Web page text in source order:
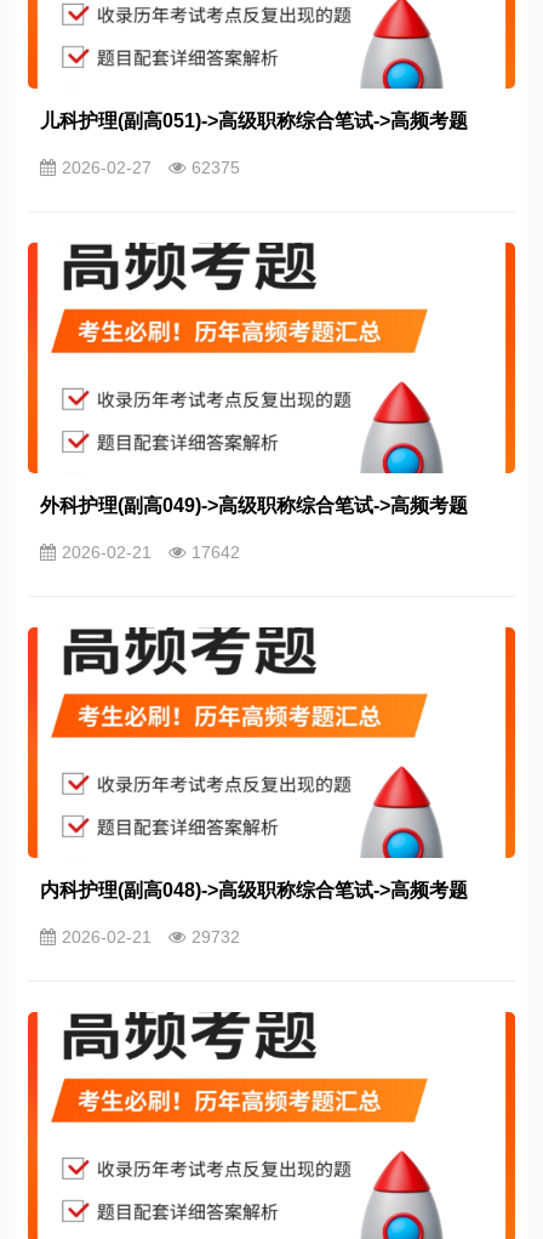
儿科护理(副高051)->高级职称综合笔试->高频考题
2026-02-27 62375
外科护理(副高049)->高级职称综合笔试->高频考题
2026-02-21 17642
内科护理(副高048)->高级职称综合笔试->高频考题
2026-02-21 29732